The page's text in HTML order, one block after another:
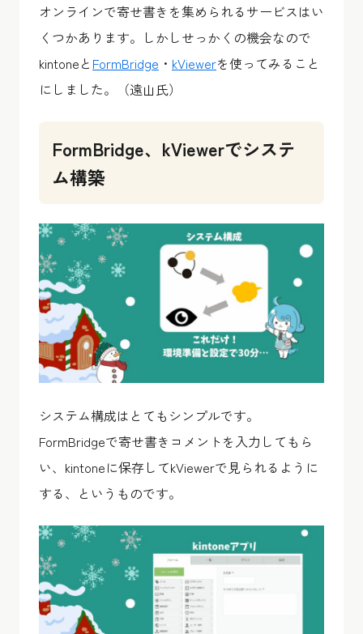
オンラインで寄せ書きを集められるサービスはい
くつかあります。しかしせっかくの機会なので
kintoneと FormBridge ・ kViewerを使ってみること
にしました。（遠山氏）
FormBridge、kViewerでシステ
ム構築
システム構成はとてもシンプルです。
FormBridgeで寄せ書きコメントを入力してもら
い、kintoneに保存してkViewerで見られるように
する、というものです。